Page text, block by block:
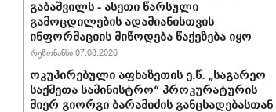
გაბაშვილს - ასეთი წარსული
გამოცდილების ადამიანისთვის
ინფორმაციის მიწოდება წაქეზება იყო
რეზონანსი 07.08.2026
ოკუპირებული აფხაზეთის ე.წ. „საგარეო
საქმეთა სამინისტრო“ პროკურატურის
მიერ გიორგი ბარამიძის განცხადებასთან